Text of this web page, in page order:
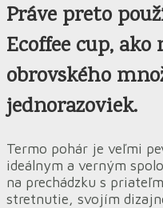
Práve preto
Ecoffee cup, ako
obrovského
jednorazoviek.
Termo pohár je veľmi
ideálnym a verným
na prechádzku s
stretnutie, svojím